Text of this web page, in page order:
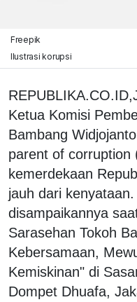
Freepik
Ilustrasi korupsi
Ketua Komisi
Bambang
parent of corruption
kemerdekaan
jauh dari
disampaikannya
Sarasehan Tokoh
Kebersamaan,
Kemiskinan" di
Dompet Dhuafa,